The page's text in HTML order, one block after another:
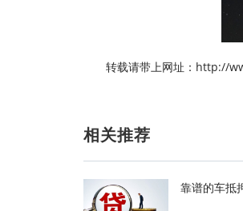
转载请带上网址：http://
相关推荐
靠谱的车抵